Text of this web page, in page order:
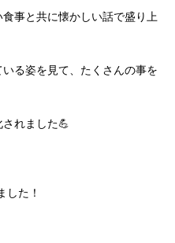
事と共に懐かしい話で盛り上
る姿を見て、たくさんの事を
れました💪
た！